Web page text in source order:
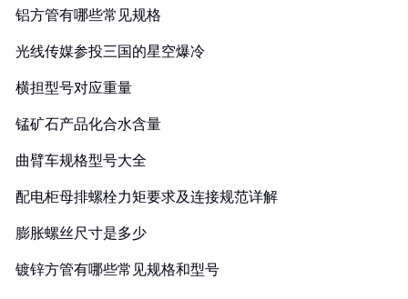
铝方管有哪些常见规格
光线传媒参投三国的星空爆冷
横担型号对应重量
锰矿石产品化合水含量
曲臂车规格型号大全
配电柜母排螺栓力矩要求及连接规范详解
膨胀螺丝尺寸是多少
镀锌方管有哪些常见规格和型号